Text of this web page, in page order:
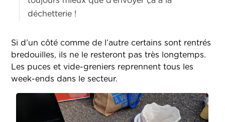
déchetterie !
Si d’un côté comme de l’autre certains sont rentrés
bredouilles, ils ne le resteront pas très longtemps.
Les puces et vide-greniers reprennent tous les
week-ends dans le secteur.